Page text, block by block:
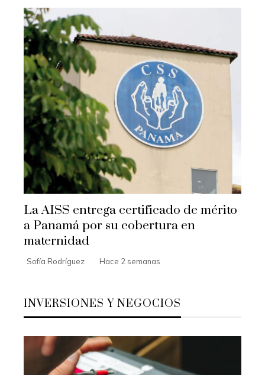
La AISS entrega certificado de mérito
a Panamá por su cobertura en
maternidad
Sofía Rodríguez Hace 2 semanas
INVERSIONES Y NEGOCIOS